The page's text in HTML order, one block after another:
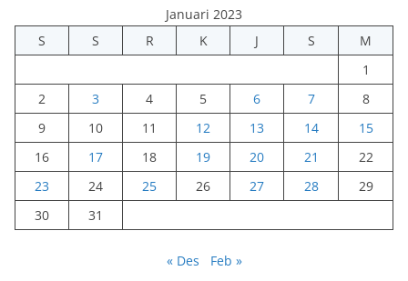
Januari 2023
S
S R K J S
M
1
2
3 4 5 6 7
8
9
10 11 12 13 14
15
16
17 18 19 20 21
22
23
24 25 26 27 28
29
30
31
« Des Feb »